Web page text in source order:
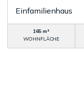
Einfamilienhaus
165 m²
WOHNFLÄCHE